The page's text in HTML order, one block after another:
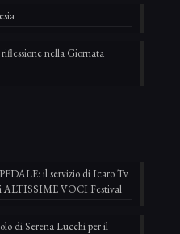
nella Giornata
il servizio di Icaro Tv
ALTISSIME VOCI Festival
di Serena Lucchi per il